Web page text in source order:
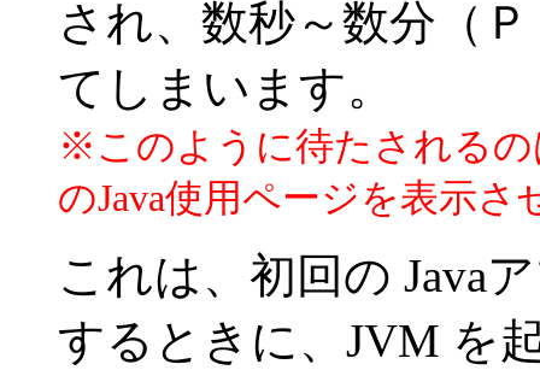
され、数秒～数分（
てしまいます。
※このように待たされる
のJava使用ページを表示さ
これは、初回の Java
するときに、JVM を